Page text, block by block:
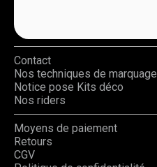
Contact
Nos techniques de marquage
Notice pose Kits déco
Nos riders
Moyens de paiement
Retours
CGV